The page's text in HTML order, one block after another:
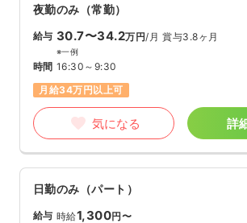
夜勤のみ（常勤）
給与 30.7〜34.2万円/月 賞与3.8ヶ月
※一例
時間 16:30～9:30
月給34万円以上可
気になる 詳
日勤のみ（パート）
給与 時給1,300円〜